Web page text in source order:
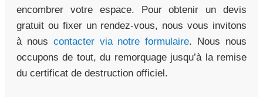
encombrer votre espace. Pour obtenir un devis
gratuit ou fixer un rendez-vous, nous vous invitons
à nous contacter via notre formulaire. Nous nous
occupons de tout, du remorquage jusqu’à la remise
du certificat de destruction officiel.